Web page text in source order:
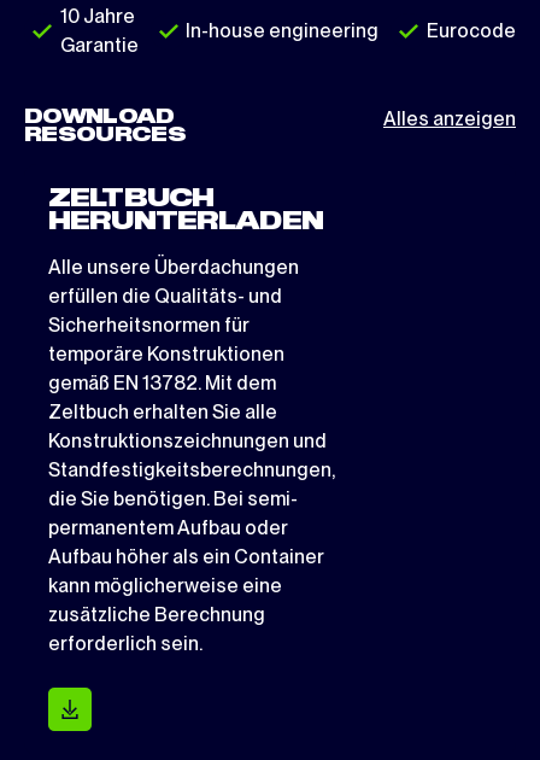
10 Jahre
Garantie
In-house engineering Eurocode
DOWNLOAD
RESOURCES
Alles anzeigen
ZELTBUCH
HERUNTERLADEN
Alle unsere Überdachungen
erfüllen die Qualitäts- und
Sicherheitsnormen für
temporäre Konstruktionen
gemäß EN 13782. Mit dem
Zeltbuch erhalten Sie alle
Konstruktionszeichnungen und
Standfestigkeitsberechnungen,
die Sie benötigen. Bei semi-
permanentem Aufbau oder
Aufbau höher als ein Container
kann möglicherweise eine
zusätzliche Berechnung
erforderlich sein.